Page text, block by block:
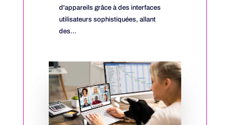
d'appareils grâce à des interfaces
utilisateurs sophistiquées, allant
des...